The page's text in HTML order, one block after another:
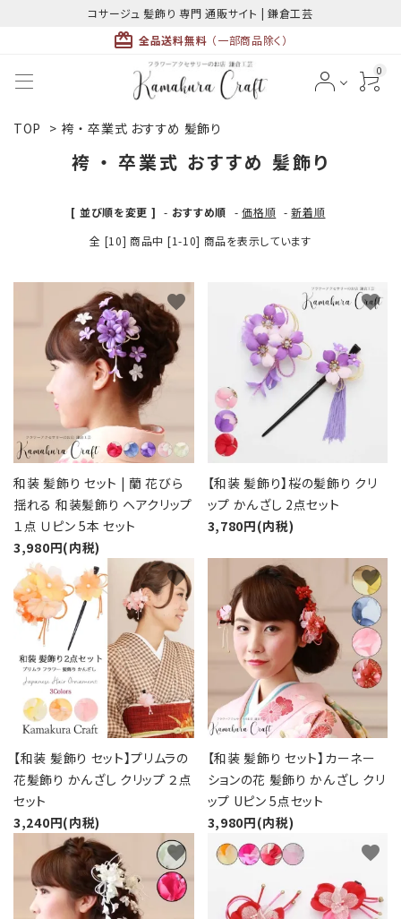
コサージュ 髪飾り 専門 通販サイト | 鎌倉工芸
card_giftcard 全品送料無料 （一部商品除く）
0
ACCOUNT MENU
ようこそ ゲスト 様
最近チェックした商品
カテゴリーから探す
コサージュの色から探す
和装髪飾りの色から探す
シーンから探す
コンテンツ
TOP > 袴 ・ 卒業式 おすすめ 髪飾り
袴 ・ 卒業式 おすすめ 髪飾り
[ 並び順を変更 ] - おすすめ順 -価格順 -新着順
全 [10] 商品中 [1-10] 商品を表示しています
和装 髪飾り セット | 蘭 花びら
揺れる 和装髪飾り ヘアクリップ
１点 Ｕピン 5本 セット
3,980円(内税)
favorite
【和装 髪飾り】桜の髪飾り クリ
ップ かんざし 2点セット
3,780円(内税)
favorite
【和装 髪飾り セット】プリムラの
花髪飾り かんざし クリップ ２点
セット
3,240円(内税)
favorite
【和装 髪飾り セット】カーネー
ションの花 髪飾り かんざし クリ
ップ Uピン 5点セット
3,980円(内税)
favorite
favorite favorite